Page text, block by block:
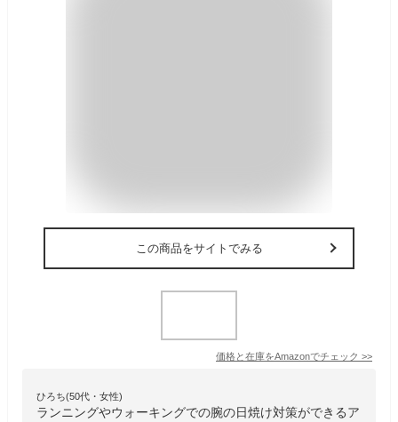
この商品をサイトでみる
価格と在庫をAmazonでチェック >>
ひろち(50代・女性)
ランニングやウォーキングでの腕の日焼け対策ができるア